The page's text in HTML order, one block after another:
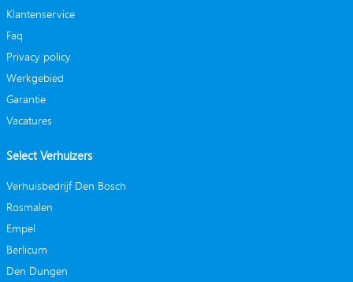
Klantenservice
Faq
Privacy policy
Werkgebied
Garantie
Vacatures
Select Verhuizers
Verhuisbedrijf Den Bosch
Rosmalen
Empel
Berlicum
Den Dungen